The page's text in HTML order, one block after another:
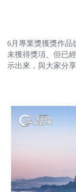
6月專業獎獲獎作品
未獲得獎項、但已
示出來，與大家分